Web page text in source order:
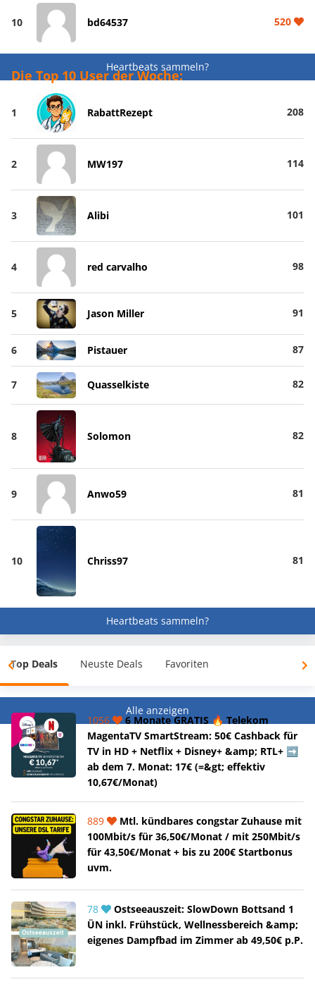
10 bd64537 520
Heartbeats sammeln?
Die Top 10 User der Woche:
1 RabattRezept 208
2 MW197 114
3 Alibi 101
4 red carvalho 98
5 Jason Miller 91
6 Pistauer 87
7 Quasselkiste 82
8 Solomon 82
9 Anwo59 81
10 Chriss97 81
Heartbeats sammeln?
Top Deals Neuste Deals Favoriten
Alle anzeigen
1056
6 Monate GRATIS 🔥 Telekom
MagentaTV SmartStream: 50€ Cashback für
TV in HD + Netflix + Disney+ &amp; RTL+ ➡️
ab dem 7. Monat: 17€ (=&gt; effektiv
10,67€/Monat)
889
Mtl. kündbares congstar Zuhause mit
100Mbit/s für 36,50€/Monat / mit 250Mbit/s
für 43,50€/Monat + bis zu 200€ Startbonus
uvm.
78
Ostseeauszeit: SlowDown Bottsand 1
ÜN inkl. Frühstück, Wellnessbereich &amp;
eigenes Dampfbad im Zimmer ab 49,50€ p.P.